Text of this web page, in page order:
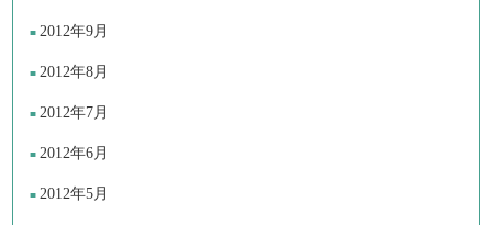
2012年9月
2012年8月
2012年7月
2012年6月
2012年5月